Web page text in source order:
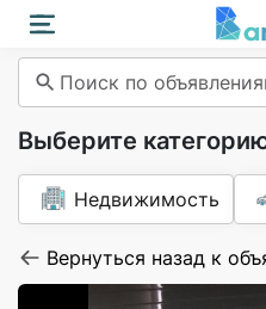
Поиск по
Выберите
Недвижимость
Вернуться назад к